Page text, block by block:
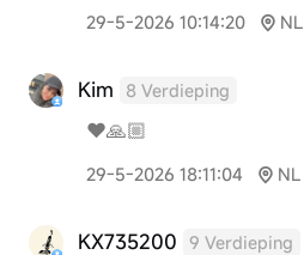
29-5-2026 10:14:20 NL
Kim 8 Verdieping
❤️🙏🏼
29-5-2026 18:11:04 NL
KX735200 9 Verdieping